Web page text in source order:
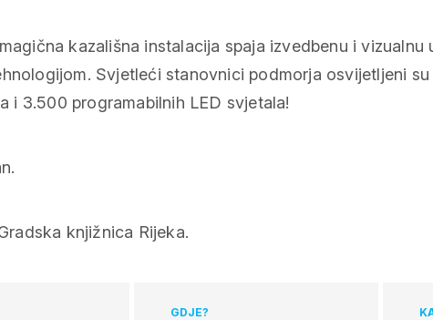
kazališna instalacija spaja izvedbenu i vizualnu
Svjetleći stanovnici podmorja osvijetljeni
i 3.500 programabilnih LED svjetala!
knjižnica Rijeka.
GDJE?